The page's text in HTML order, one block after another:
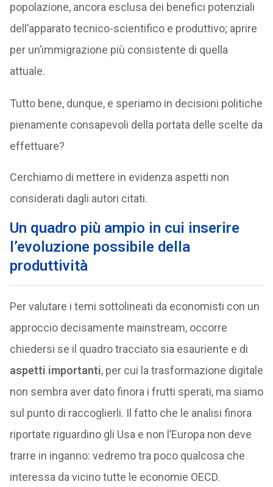
popolazione, ancora esclusa dei benefici potenziali
dell’apparato tecnico-scientifico e produttivo; aprire
per un’immigrazione più consistente di quella
attuale.
Tutto bene, dunque, e speriamo in decisioni politiche
pienamente consapevoli della portata delle scelte da
effettuare?
Cerchiamo di mettere in evidenza aspetti non
considerati dagli autori citati.
Un quadro più ampio in cui inserire
l’evoluzione possibile della
produttività
Per valutare i temi sottolineati da economisti con un
approccio decisamente mainstream, occorre
chiedersi se il quadro tracciato sia esauriente e di
aspetti importanti, per cui la trasformazione digitale
non sembra aver dato finora i frutti sperati, ma siamo
sul punto di raccoglierli. Il fatto che le analisi finora
riportate riguardino gli Usa e non l’Europa non deve
trarre in inganno: vedremo tra poco qualcosa che
interessa da vicino tutte le economie OECD.